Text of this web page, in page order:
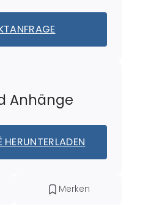
Merken
Anhänge
HERUNTERLADEN